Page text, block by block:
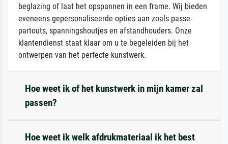
beglazing of laat het opspannen in een frame. Wij bieden
eveneens gepersonaliseerde opties aan zoals passe-
partouts, spanningshoutjes en afstandhouders. Onze
klantendienst staat klaar om u te begeleiden bij het
ontwerpen van het perfecte kunstwerk.
Hoe weet ik of het kunstwerk in mijn kamer zal
passen?
Hoe weet ik welk afdrukmateriaal ik het best